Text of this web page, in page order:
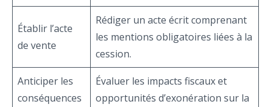
Établir l’acte
de vente
Rédiger un acte écrit comprenant
les mentions obligatoires liées à la
cession.
Anticiper les
conséquences
Évaluer les impacts fiscaux et
opportunités d’exonération sur la